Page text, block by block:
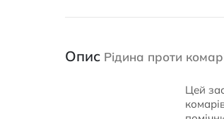
Опис Рідина проти
Цей